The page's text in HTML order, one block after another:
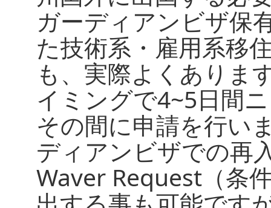
ガーディアンビザ保
た技術系・雇用系移
も、実際よくありま
イミングで4~5日間
その間に申請を行い
ディアンビザでの再
Waver Request（条